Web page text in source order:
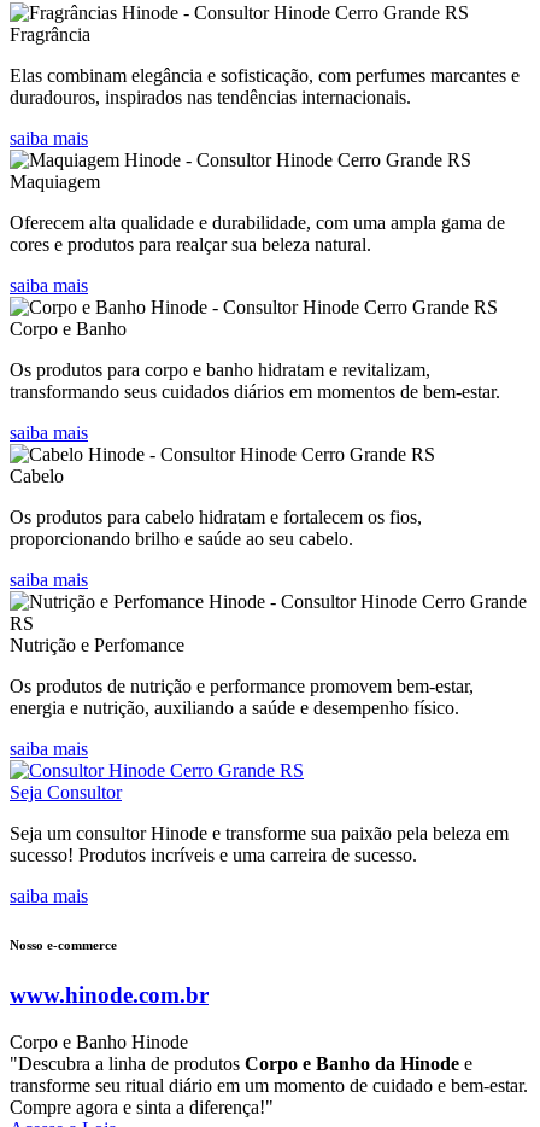
Fragrância
Elas combinam elegância e sofisticação, com perfumes marcantes e
duradouros, inspirados nas tendências internacionais.
saiba mais
Maquiagem
Oferecem alta qualidade e durabilidade, com uma ampla gama de
cores e produtos para realçar sua beleza natural.
saiba mais
Corpo e Banho
Os produtos para corpo e banho hidratam e revitalizam,
transformando seus cuidados diários em momentos de bem-estar.
saiba mais
Cabelo
Os produtos para cabelo hidratam e fortalecem os fios,
proporcionando brilho e saúde ao seu cabelo.
saiba mais
Nutrição e Perfomance
Os produtos de nutrição e performance promovem bem-estar,
energia e nutrição, auxiliando a saúde e desempenho físico.
saiba mais
Seja Consultor
Seja um consultor Hinode e transforme sua paixão pela beleza em
sucesso! Produtos incríveis e uma carreira de sucesso.
saiba mais
Nosso e-commerce
www.hinode.com.br
Corpo e Banho Hinode
"Descubra a linha de produtos Corpo e Banho da Hinode e
transforme seu ritual diário em um momento de cuidado e bem-estar.
Compre agora e sinta a diferença!"